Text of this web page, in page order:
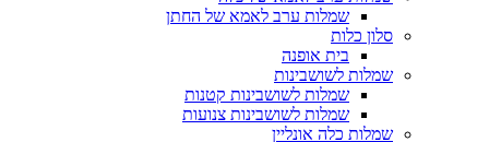
שמלות ערב לאמא של החתן
סלון כלות
בית אופנה
שמלות לשושבינות
שמלות לשושבינות קטנות
שמלות לשושבינות צנועות
שמלות כלה אונליין